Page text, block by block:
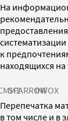
На
к
находящихся
SPARROWINFOX
Перепечатка
в том числе и в